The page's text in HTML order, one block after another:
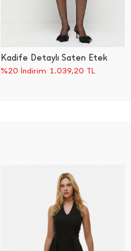
Kadife Detaylı Saten Etek
%20 İndirim 1.039,20 TL